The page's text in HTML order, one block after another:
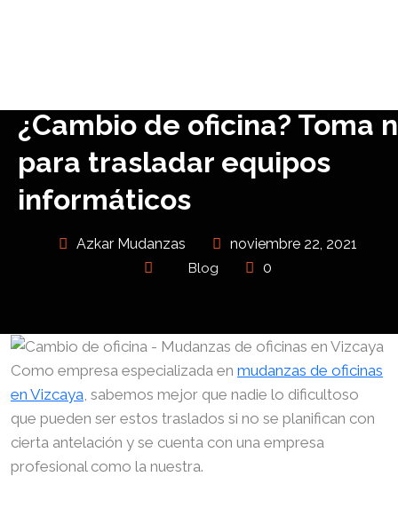
¿Cambio de oficina? Toma
para trasladar equipos
informáticos
Azkar Mudanzas noviembre 22, 2021
Blog 0
Como empresa especializada en mudanzas de oficinas
en Vizcaya, sabemos mejor que nadie lo dificultoso
que pueden ser estos traslados si no se planifican con
cierta antelación y se cuenta con una empresa
profesional como la nuestra.